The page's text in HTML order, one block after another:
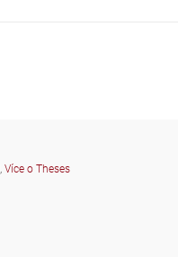
, Více o Theses